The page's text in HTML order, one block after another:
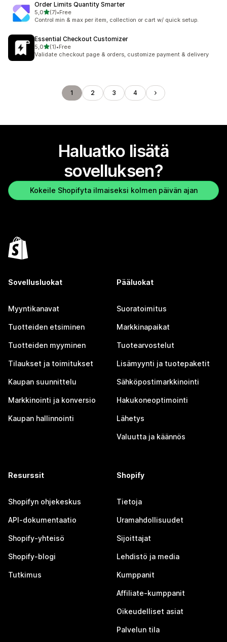
Order Limits Quantity Smarter
5,0/ 5 tähteä
(7)
7 arvostelua yhteensä
•Free
Control min & max per item, collection or cart w/ quick setup.
Essential Checkout Customizer
5,0/ 5 tähteä
(1)
1 arvostelua yhteensä
•Free
Validate checkout page & orders, customize payment & delivery
1 2 3 4
Haluatko lisätä
sovelluksen?
Kokeile Shopifyta ilmaiseksi kolmen päivän ajan
Sovellusluokat
Myyntikanavat
Tuotteiden etsiminen
Tuotteiden myyminen
Tilaukset ja toimitukset
Kaupan suunnittelu
Markkinointi ja konversio
Kaupan hallinnointi
Pääluokat
Suoratoimitus
Markkinapaikat
Tuotearvostelut
Lisämyynti ja tuotepaketit
Sähköpostimarkkinointi
Hakukoneoptimointi
Lähetys
Valuutta ja käännös
Resurssit
Shopifyn ohjekeskus
API-dokumentaatio
Shopify-yhteisö
Shopify-blogi
Tutkimus
Shopify
Tietoja
Uramahdollisuudet
Sijoittajat
Lehdistö ja media
Kumppanit
Affiliate-kumppanit
Oikeudelliset asiat
Palvelun tila